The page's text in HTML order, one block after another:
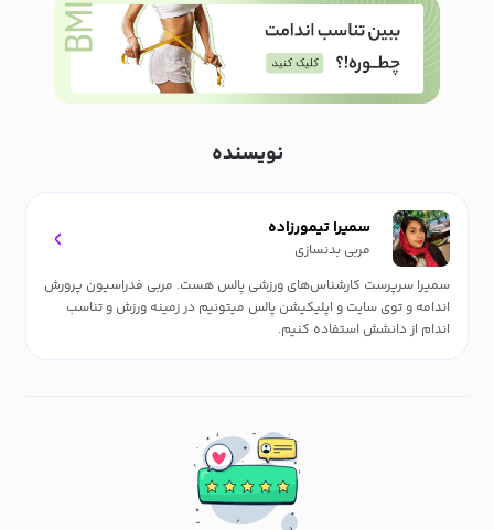
نویسنده
سمیرا تیمورزاده
مربی بدنسازی
سمیرا سرپرست کارشناس‌های ورزشی پالس هست. مربی فدراسیون پرورش
اندامه و توی سایت و اپلیکیشن پالس میتونیم در زمینه ورزش و تناسب
اندام از دانشش استفاده کنیم.